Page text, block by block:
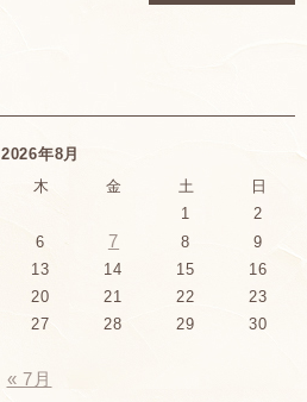
2026年8月
木 金 土
日
1
2
6 7 8
9
13 14 15
16
20 21 22
23
27 28 29
30
« 7月